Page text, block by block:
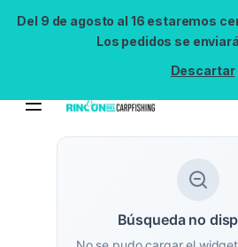
Del 9 de agosto al 16 estaremos
Los pedidos se
Descartar
Búsqueda no